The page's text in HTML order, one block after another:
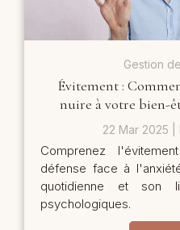
Gestion
Évitement :
nuire à votre bien-
22 Mar 2025
Comprenez
défense face à
quotidienne et son
psychologiques.